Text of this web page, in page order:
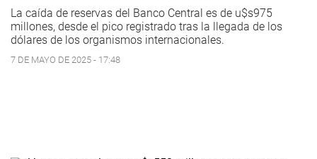
La caída de reservas del Banco Central es de u$s975
millones, desde el pico registrado tras la llegada de los
dólares de los organismos internacionales.
7 DE MAYO DE 2025 - 17:48